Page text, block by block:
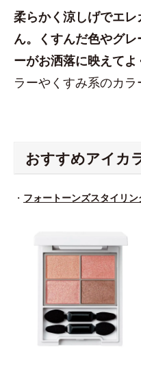
柔らかく涼しげでエ
ん。くすんだ色やグ
ーがお洒落に映えてよ
ラーやくすみ系のカラ
おすすめアイカ
・ フォートーンズスタイリ